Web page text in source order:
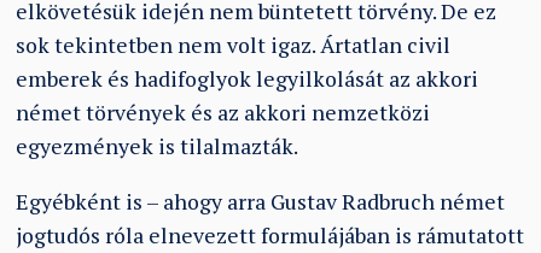
elkövetésük idején nem büntetett törvény. De ez
sok tekintetben nem volt igaz. Ártatlan civil
emberek és hadifoglyok legyilkolását az akkori
német törvények és az akkori nemzetközi
egyezmények is tilalmazták.
Egyébként is – ahogy arra Gustav Radbruch német
jogtudós róla elnevezett formulájában is rámutatott